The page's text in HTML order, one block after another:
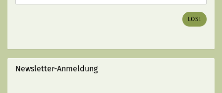
ISBN
(MIT
STRICHEN):
LOS!
Newsletter-Anmeldung